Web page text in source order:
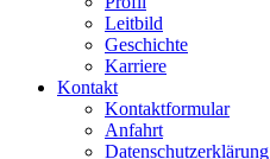
Leitbild
Geschichte
Karriere
Kontakt
Kontaktformular
Anfahrt
Datenschutzerklärung